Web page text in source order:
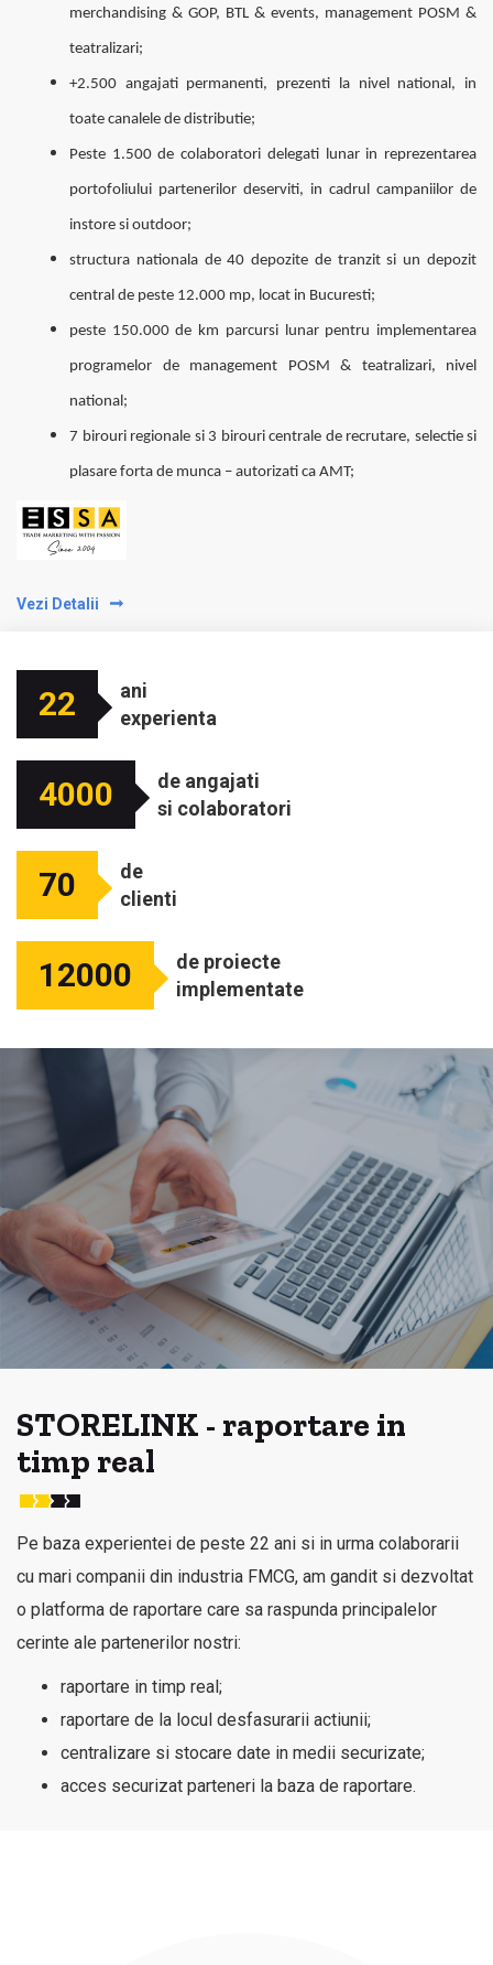
merchandising & GOP, BTL & events, management POSM &
teatralizari;
+2.500 angajati permanenti, prezenti la nivel national, in
toate canalele de distributie;
Peste 1.500 de colaboratori delegati lunar in reprezentarea
portofoliului partenerilor deserviti, in cadrul campaniilor de
instore si outdoor;
structura nationala de 40 depozite de tranzit si un depozit
central de peste 12.000 mp, locat in Bucuresti;
peste 150.000 de km parcursi lunar pentru implementarea
programelor de management POSM & teatralizari, nivel
national;
7 birouri regionale si 3 birouri centrale de recrutare, selectie si
plasare forta de munca – autorizati ca AMT;
Vezi Detalii
22
ani
experienta
4000
de angajati
si colaboratori
70
de
clienti
12000
de proiecte
implementate
STORELINK - raportare in
timp real
Pe baza experientei de peste 22 ani si in urma colaborarii
cu mari companii din industria FMCG, am gandit si dezvoltat
o platforma de raportare care sa raspunda principalelor
cerinte ale partenerilor nostri:
raportare in timp real;
raportare de la locul desfasurarii actiunii;
centralizare si stocare date in medii securizate;
acces securizat parteneri la baza de raportare.